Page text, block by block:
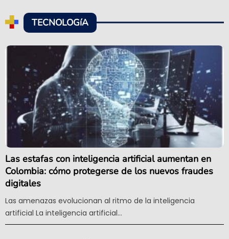
TECNOLOGíA
Las estafas con inteligencia artificial aumentan en
Colombia: cómo protegerse de los nuevos fraudes
digitales
Las amenazas evolucionan al ritmo de la inteligencia
artificial La inteligencia artificial...